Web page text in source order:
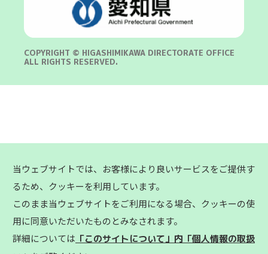
COPYRIGHT © HIGASHIMIKAWA DIRECTORATE OFFICE
ALL RIGHTS RESERVED.
当ウェブサイトでは、お客様により良いサービスをご提供す
るため、クッキーを利用しています。
このまま当ウェブサイトをご利用になる場合、クッキーの使
用に同意いただいたものとみなされます。
詳細については 「このサイトについて」内「個人情報の取扱